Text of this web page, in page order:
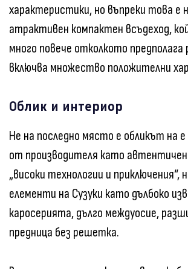
характеристики, но въпреки това е
атрактивен компактен всъдеход,
много повече отколкото
включва множество положителни
Облик и интериор
Не на последно място е обликът на
от производителя като автентичен
„високи технологии и приключения“,
елементи на Сузуки като дълбоко
каросерията, дълго междуосие,
предница без решетка.